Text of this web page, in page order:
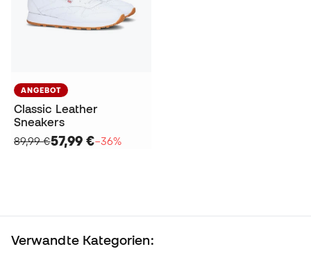
ANGEBOT
Classic Leather
Sneakers
89,99 €57,99 €−36%
Verwandte Kategorien: